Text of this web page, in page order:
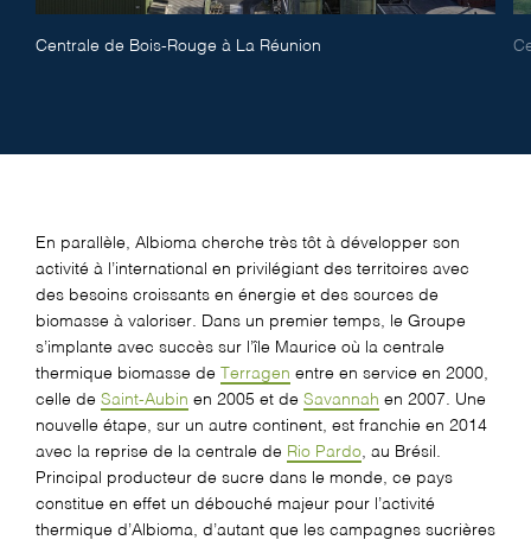
Centrale de Bois-Rouge à La Réunion
En parallèle, Albioma cherche très tôt à développer son
activité à l’international en privilégiant des territoires avec
des besoins croissants en énergie et des sources de
biomasse à valoriser. Dans un premier temps, le Groupe
s’implante avec succès sur l’île Maurice où la centrale
thermique biomasse de
Terragen entre en service en 2000,
celle de Saint-Aubin en 2005 et de Savannah en 2007. Une
nouvelle étape, sur un autre continent, est franchie en 2014
avec la reprise de la centrale de Rio Pardo, au Brésil.
Principal producteur de sucre dans le monde, ce pays
constitue en effet un débouché majeur pour l’activité
thermique d’Albioma, d’autant que les campagnes sucrières